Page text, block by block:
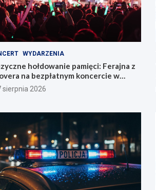
WYDARZENIA
hołdowanie pamięci: Ferajna z
na bezpłatnym koncercie w
sierpnia 2026